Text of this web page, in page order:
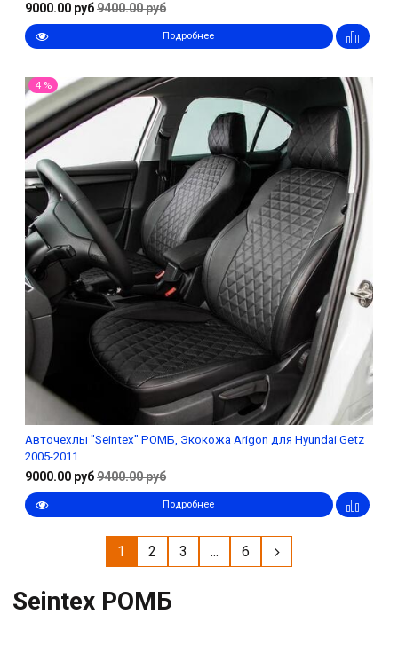
9000.00 руб9400.00 руб
Подробнее
4 %
Авточехлы "Seintex" РОМБ, Экокожа Arigon для Hyundai Getz
2005-2011
9000.00 руб9400.00 руб
Подробнее
1 2 3 ... 6
Seintex РОМБ